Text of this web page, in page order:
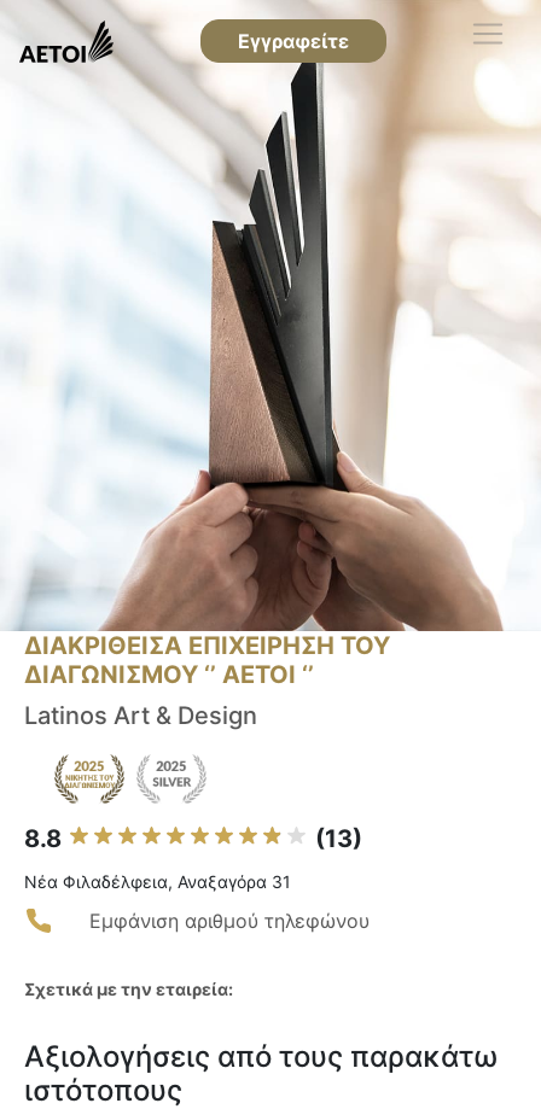
Εγγραφείτε
ΔΙΑΚΡΙΘΕΙΣΑ ΕΠΙΧΕΙΡΗΣΗ ΤΟΥ
ΔΙΑΓΩΝΙΣΜΟΥ ‘’ ΑΕΤΟΙ ‘’
Latinos Art & Design
8.8 (13)
Νέα Φιλαδέλφεια, Αναξαγόρα 31
Εμφάνιση αριθμού τηλεφώνου
Σχετικά με την εταιρεία:
Αξιολογήσεις από τους παρακάτω
ιστότοπους